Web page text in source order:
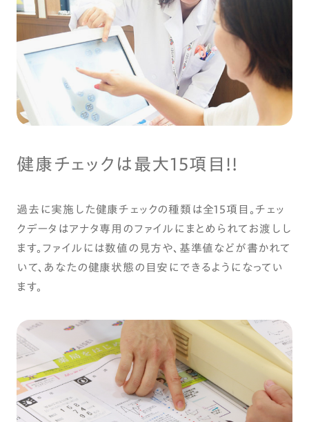
健康チェックは最大15項目!!
過去に実施した健康チェックの種類は全15項目。チェッ
クデータはアナタ専用のファイルにまとめられてお渡しし
ます。ファイルには数値の見方や、基準値などが書かれて
いて、あなたの健康状態の目安にできるようになってい
ます。